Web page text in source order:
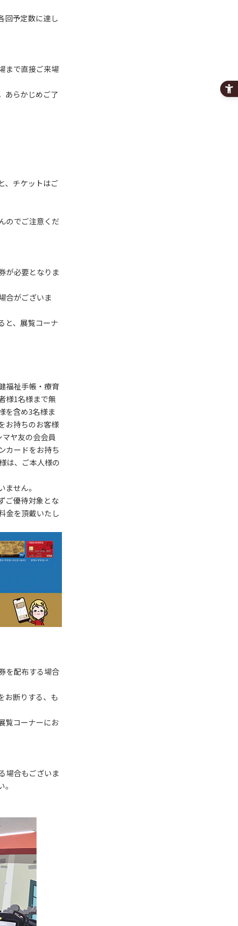
回予定数に達し
まで直接ご来場
あらかじめご了
、チケットはご
のでご注意くだ
が必要となりま
合がございま
と、展覧コーナ
福祉手帳・療育
様1名様まで無
を含め3名様ま
お持ちのお客様
ヤ友の会会員
カードをお持ち
は、ご本人様の
せん。
ご優待対象とな
金を頂戴いたし
を配布する場合
お断りする、も
覧コーナーにお
場合もございま